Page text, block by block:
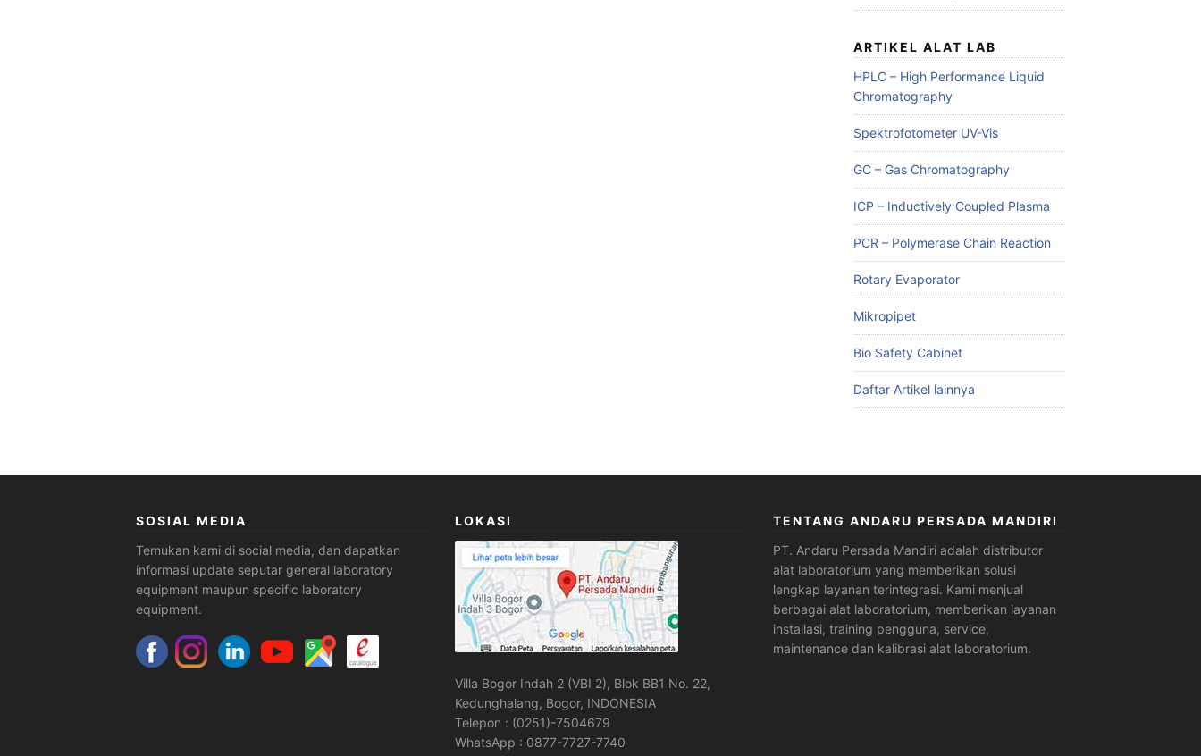
ARTIKEL ALAT LAB
HPLC – High Performance Liquid
Chromatography
Spektrofotometer UV-Vis
GC – Gas Chromatography
ICP – Inductively Coupled Plasma
PCR – Polymerase Chain Reaction
Rotary Evaporator
Mikropipet
Bio Safety Cabinet
Daftar Artikel lainnya
SOSIAL MEDIA
Temukan kami di social media, dan dapatkan
informasi update seputar general laboratory
equipment maupun specific laboratory
equipment.
LOKASI
Villa Bogor Indah 2 (VBI 2), Blok BB1 No. 22,
Kedunghalang, Bogor, INDONESIA
Telepon : (0251)-7504679
WhatsApp : 0877-7727-7740
TENTANG ANDARU PERSADA MANDIRI
PT. Andaru Persada Mandiri adalahdistributor
alat laboratorium yang memberikan solusi
lengkap layanan terintegrasi. Kami menjual
berbagai alat laboratorium, memberikan layanan
installasi, training pengguna, service,
maintenance dan kalibrasi alat laboratorium.